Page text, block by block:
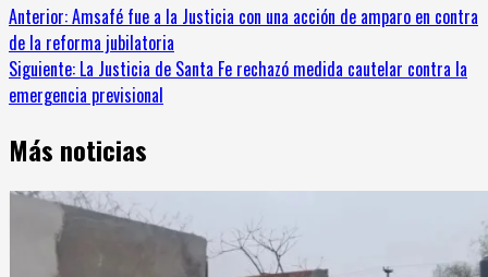
Sigue
leyendo
Anterior:Amsafé fue a la Justicia con una acción de amparo en contra
de la reforma jubilatoria
Siguiente: La Justicia de Santa Fe rechazó medida cautelar contra la
emergencia previsional
Más noticias